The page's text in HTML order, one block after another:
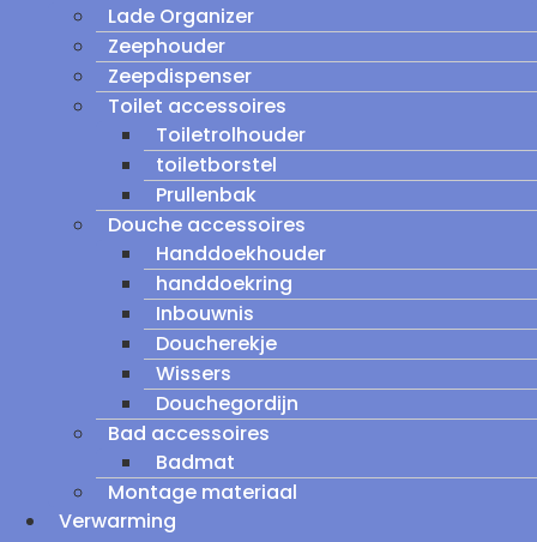
Lade Organizer
Zeephouder
Zeepdispenser
Toilet accessoires
Toiletrolhouder
toiletborstel
Prullenbak
Douche accessoires
Handdoekhouder
handdoekring
Inbouwnis
Doucherekje
Wissers
Douchegordijn
Bad accessoires
Badmat
Montage materiaal
Verwarming